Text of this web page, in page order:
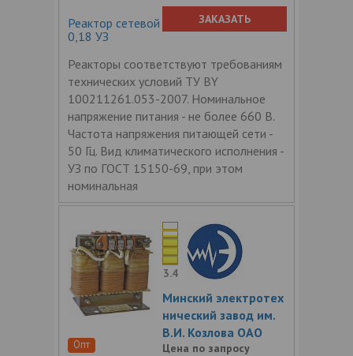
Реактор сетевой трехфазный РТСС-75-
0,18 УЗ
Реакторы соответствуют требованиям
технических условий ТУ BY
100211261.053-2007. Номинальное
напряжение питания - не более 660 В.
Частота напряжения питающей сети -
50 Гц. Вид климатического исполнения -
УЗ по ГОСТ 15150-69, при этом
номинальная
ЗАКАЗАТЬ
Опт
3.4
Минский электротех
нический завод им.
В.И. Козлова ОАО
Цена по запросу